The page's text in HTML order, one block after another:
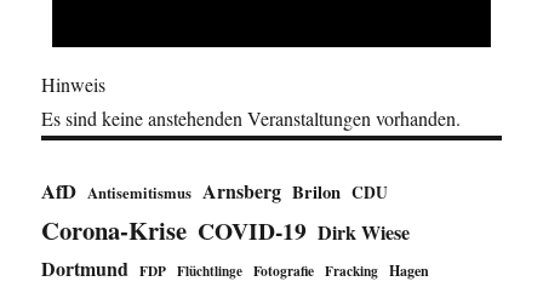
Hinweis
Es sind keine anstehenden Veranstaltungen vorhanden.
AfD Antisemitismus Arnsberg Brilon CDU
Corona-Krise COVID-19 Dirk Wiese
Dortmund FDP Flüchtlinge Fotografie Fracking Hagen